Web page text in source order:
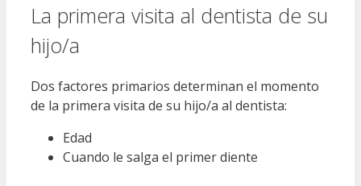
La primera visita al dentista de su
hijo/a
Dos factores primarios determinan el momento
de la primera visita de su hijo/a al dentista:
Edad
Cuando le salga el primer diente